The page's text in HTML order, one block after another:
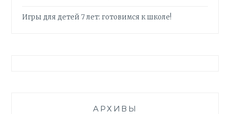
Игры для детей 7 лет: готовимся к школе!
АРХИВЫ